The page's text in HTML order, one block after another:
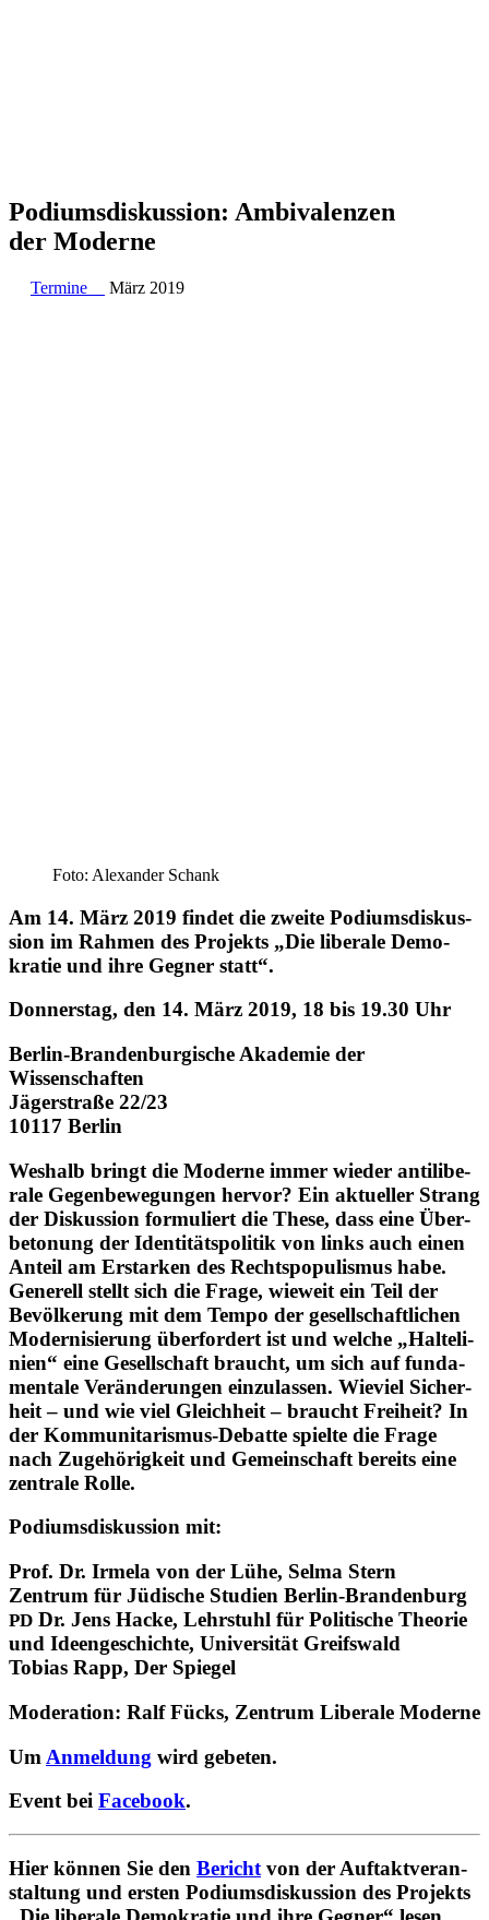
Podi­ums­dis­kus­sion: Ambi­va­len­zen
der Moderne
Termine März 2019
Foto: Alex­an­der Schank
Am 14. März 2019 findet die zweite Podi­ums­dis­kus­
sion im Rahmen des Pro­jekts „Die libe­rale Demo­
kra­tie und ihre Gegner statt“.
Don­ners­tag, den 14. März 2019, 18 bis 19.30 Uhr
Berlin-Bran­den­bur­gi­sche Aka­de­mie der
Wissenschaften
Jäger­straße 22/​23
10117 Berlin
Weshalb bringt die Moderne immer wieder anti­li­be­
rale Gegen­be­we­gun­gen hervor? Ein aktu­el­ler Strang
der Dis­kus­sion for­mu­liert die These, dass eine Über­
be­to­nung der Iden­ti­täts­po­li­tik von links auch einen
Anteil am Erstar­ken des Rechts­po­pu­lis­mus habe.
Gene­rell stellt sich die Frage, wieweit ein Teil der
Bevöl­ke­rung mit dem Tempo der gesell­schaft­li­chen
Moder­ni­sie­rung über­for­dert ist und welche „Hal­te­li­
nien“ eine Gesell­schaft braucht, um sich auf fun­da­
men­tale Ver­än­de­run­gen ein­zu­las­sen. Wieviel Sicher­
heit – und wie viel Gleich­heit – braucht Frei­heit? In
der Kom­mu­ni­ta­ris­mus-Debatte spielte die Frage
nach Zuge­hö­rig­keit und Gemein­schaft bereits eine
zen­trale Rolle.
Podi­ums­dis­kus­sion mit:
Prof. Dr. Irmela von der Lühe, Selma Stern
Zentrum für Jüdi­sche Studien Berlin-Brandenburg
PD Dr. Jens Hacke, Lehr­stuhl für Poli­ti­sche Theorie
und Ideen­ge­schichte, Uni­ver­si­tät Greifswald
Tobias Rapp, Der Spiegel
Mode­ra­tion: Ralf Fücks, Zentrum Libe­rale Moderne
Um Anmel­dung wird gebeten.
Event bei Face­book.
Hier können Sie den Bericht von der Auf­takt­ver­an­
stal­tung und ersten Podi­ums­dis­kus­sion des Pro­jekts